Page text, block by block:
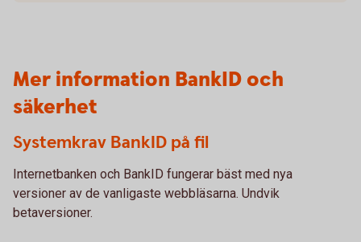
Mer information BankID och
säkerhet
Systemkrav BankID på fil
Internetbanken och BankID fungerar bäst med nya
versioner av de vanligaste webbläsarna. Undvik
betaversioner.